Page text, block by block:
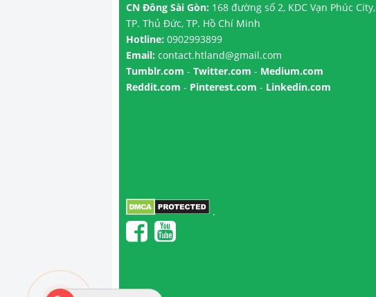
CN Đông Sài Gòn: 168 đường số 2, KDC Vạn Phúc City,
TP. Thủ Đức, TP. Hồ Chí Minh
Hotline: 0902993899
Email: contact.htland@gmail.com
Tumblr.com - Twitter.com - Medium.com
Reddit.com - Pinterest.com - Linkedin.com
.